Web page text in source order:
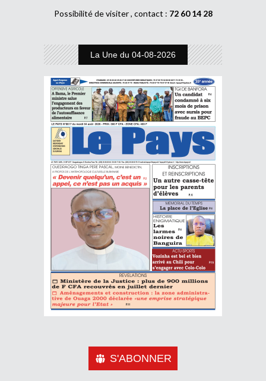
Possibilité de visiter , contact : 72 60 14 28
La Une du 04-08-2026
S'ABONNER